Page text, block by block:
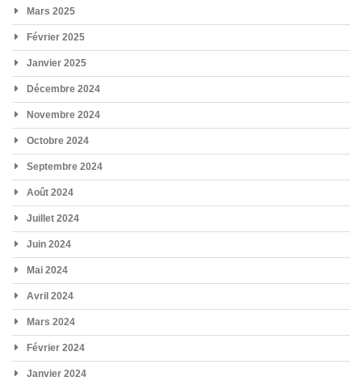
Mars 2025
Février 2025
Janvier 2025
Décembre 2024
Novembre 2024
Octobre 2024
Septembre 2024
Août 2024
Juillet 2024
Juin 2024
Mai 2024
Avril 2024
Mars 2024
Février 2024
Janvier 2024